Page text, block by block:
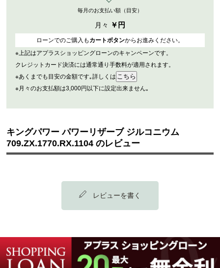
毎月のお支払い額（目安）
月々 ￥ 円
ローンでのご購入も カートボタンからお進みください。
※上記はアプラスショッピングローンのキャンペーンです。
クレジットカード決済には通常通り手数料が適用されます。
※あくまでも目安の金額です｡詳しくは
※月々のお支払額は3,000円以下に設定出来ません｡
キングパワー パワーリザーブ ジルコニウム
709.ZX.1770.RX.1104 のレビュー
レビューを書く